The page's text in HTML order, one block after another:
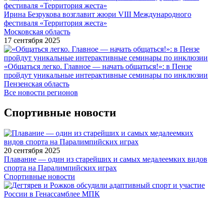
Ирина Безрукова возглавит жюри VIII Международного
фестиваля «Территория жеста»
Московская область
17 сентября 2025
«Общаться легко. Главное — начать общаться!»: в Пензе
пройдут уникальные интерактивные семинары по инклюзии
Пензенская область
Все новости регионов
Спортивные новости
20 сентября 2025
Плавание — один из старейших и самых медалеемких видов
спорта на Паралимпийских играх
Спортивные новости